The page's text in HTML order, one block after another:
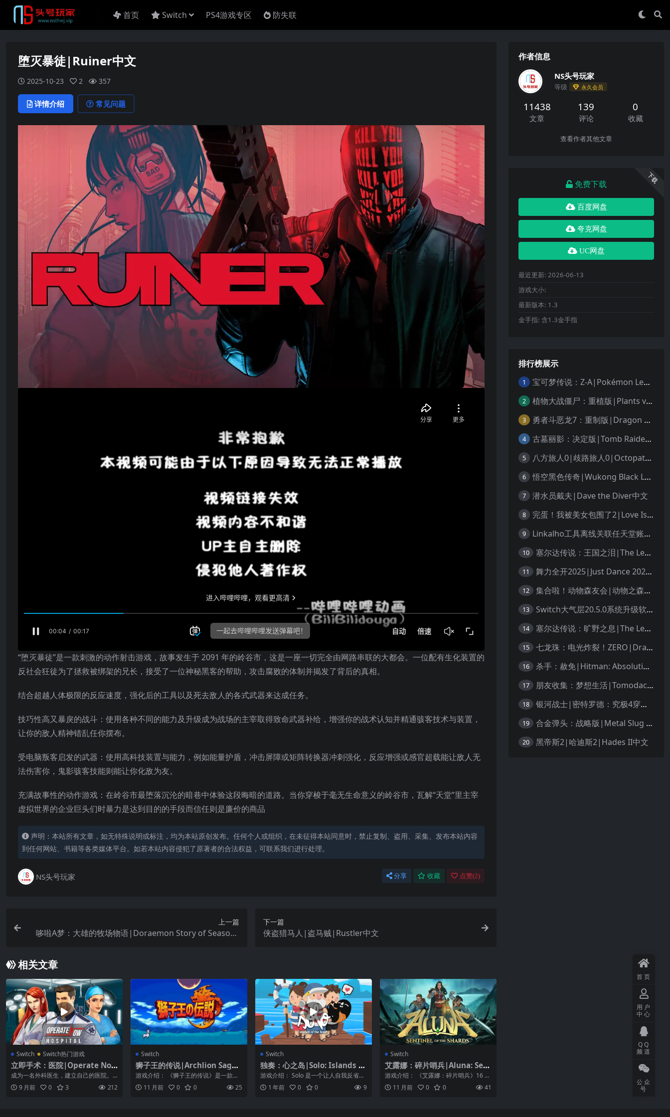
首页 Switch PS4游戏专区 防失联
堕灭暴徒|Ruiner中文
2025-10-23 2 357
详情介绍 常见问题
“堕灭暴徒”是一款刺激的动作射击游戏，故事发生于 2091 年的岭谷市，这是一座一切完全由网路串联的大都会。一位配有生化装置的
反社会狂徒为了拯救被绑架的兄长，接受了一位神秘黑客的帮助，攻击腐败的体制并揭发了背后的真相。
结合超越人体极限的反应速度，强化后的工具以及死去敌人的各式武器来达成任务。
技巧性高又暴戾的战斗：使用各种不同的能力及升级成为战场的主宰取得致命武器补给，增强你的战术认知并精通骇客技术与装置，
让你的敌人精神错乱任你摆布。
受电脑叛客启发的武器：使用高科技装置与能力，例如能量护盾，冲击屏障或矩阵转换器冲刺强化，反应增强或感官超载能让敌人无
法伤害你，鬼影骇客技能则能让你化敌为友。
充满故事性的动作游戏：在岭谷市最堕落沉沦的暗巷中体验这段晦暗的道路。当你穿梭于毫无生命意义的岭谷市，瓦解“天堂”里主宰
虚拟世界的企业巨头们时暴力是达到目的的手段而信任则是廉价的商品
声明：本站所有文章，如无特殊说明或标注，均为本站原创发布。任何个人或组织，在未征得本站同意时，禁止复制、盗用、采集、发布本站内容
到任何网站、书籍等各类媒体平台。如若本站内容侵犯了原著者的合法权益，可联系我们进行处理。
NS头号玩家 分享 收藏 点赞(2)
上一篇
哆啦A梦：大雄的牧场物语|Doraemon Story of Seasons
下一篇
侠盗猎马人|盗马贼|Rustler中文
相关文章
Switch Switch热门游戏
立即手术：医院|Operate No
w: Hospital中文
成为一名外科医生，建立自己的医院。
你有没有成为世界级外科医生的能力，
将你的医院...
9 月前 0 3 212
Switch
狮子王的传说|Archlion Saga
中文
游戏介绍： 《狮子王的传说》是一款像
素角色扮演游戏。无畏的勇者啊，快快
召集你的伙...
11 月前 0 0 25
Switch
独奏：心之岛|Solo: Islands of
the Heart中文
游戏介绍： Solo 是一个让人自我反省的
益智游戏。这个游戏会带你到一个既华
丽而...1 年前 0 0 9
Switch
艾露娜：碎片哨兵|Aluna: Sent
inel of the Shards
游戏介绍： 《艾露娜：碎片哨兵》16 世
纪 – 一个未知的危险困扰着这片土地。
你...11 月前 0 0 41
作者信息
NS头号玩家
等级 永久会员
11438
文章
139
评论
0
收藏
查看作者其他文章
下载
免费下载
百度网盘
夸克网盘
UC网盘
最近更新: 2026-06-13
游戏大小:
最新版本: 1.3
金手指: 含1.3金手指
排行榜展示
1 宝可梦传说：Z-A|Pokémon Legends: Z-A中文
2 植物大战僵尸：重植版|Plants vs. Zombies: Replanted中文
3 勇者斗恶龙7：重制版|Dragon Quest VII Reimagined中文
4 古墓丽影：决定版|Tomb Raider: Definitive Edition中文
5 八方旅人0|歧路旅人0|Octopath Traveler 0中文
6 悟空黑色传奇|Wukong Black Legend
7 潜水员戴夫|Dave the Diver中文
8 完蛋！我被美女包围了2|Love Is All Around 2中文
9 Linkalho工具离线关联任天堂账户教程
10 塞尔达传说：王国之泪|The Legend of Zelda: Tears of the Kingdom中文
11 舞力全开2025|Just Dance 2025中文
12 集合啦！动物森友会|动物之森|Animal Crossing: New Horizons中文
13 Switch大气层20.5.0系统升级软硬破通用教程
14 塞尔达传说：旷野之息|The Legend of Zelda: Breath of the Wild中文
15 七龙珠：电光炸裂！ZERO|Dragon Ball: Sparking! Zero中文
16 杀手：赦免|Hitman: Absolution汉化
17 朋友收集：梦想生活|Tomodachi Life: Living the Dream中文
18 银河战士|密特罗德：究极4穿越未知|Metroid Prime 4: Beyond中文
19 合金弹头：战略版|Metal Slug Tactics中文
20 黑帝斯2|哈迪斯2|Hades II中文
首页
用户
中心
QQ
频道
公众
号